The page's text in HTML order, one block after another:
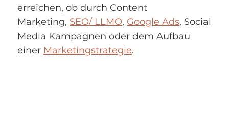
erreichen, ob durch Content
Marketing, SEO/ LLMO, Google Ads, Social
Media Kampagnen oder dem Aufbau
einer Marketingstrategie.